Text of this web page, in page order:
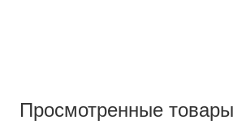
Просмотренные товары